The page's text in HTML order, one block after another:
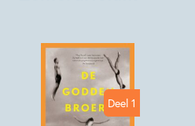
15+ jaar Emoties & gevoelens
Liefde & verliefdheid
Zelfvertrouwen & weerbaarheid
Deel 1